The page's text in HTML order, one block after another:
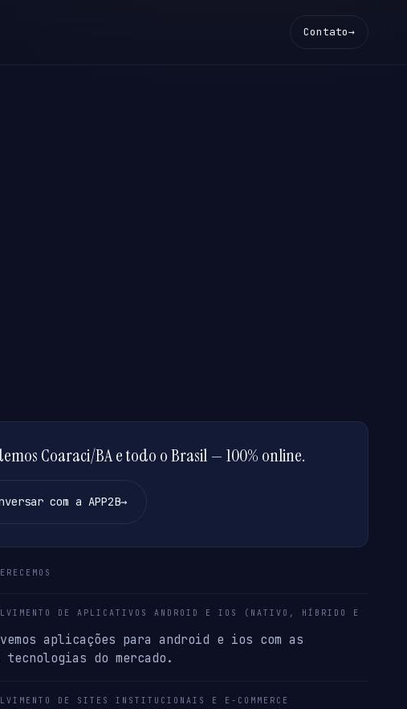
Contato→
Coaraci/BA e todo o Brasil — 100% online.
com a APP2B→
DE APLICATIVOS ANDROID E IOS (NATIVO, HÍBRIDO E
aplicações para android e ios com as
tecnologias do mercado.
DE SITES INSTITUCIONAIS E E-COMMERCE